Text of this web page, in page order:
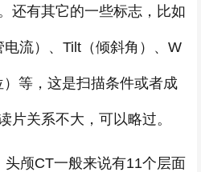
还有其它的一些标志，比如
流）、Tilt（倾斜角）、W
等，这是扫描条件或者成
片关系不大，可以略过。
颅CT一般来说有11个层面